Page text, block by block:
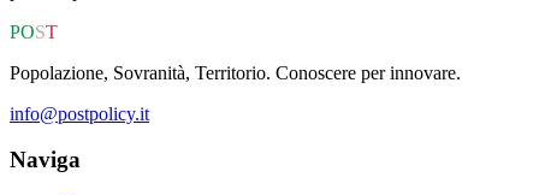
POST
Popolazione, Sovranità, Territorio. Conoscere per innovare.
info@postpolicy.it
Naviga